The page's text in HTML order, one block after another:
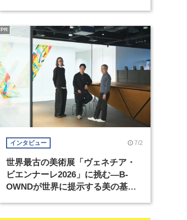
インタビュー 7/2
世界最古の美術展「ヴェネチア・
ビエンナーレ2026」に挑む―B-
OWNDが世界に提示する美の基準
PR